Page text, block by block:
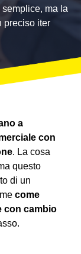
ma la
preciso iter
a
con
. La cosa
questo
di un
come
con cambio